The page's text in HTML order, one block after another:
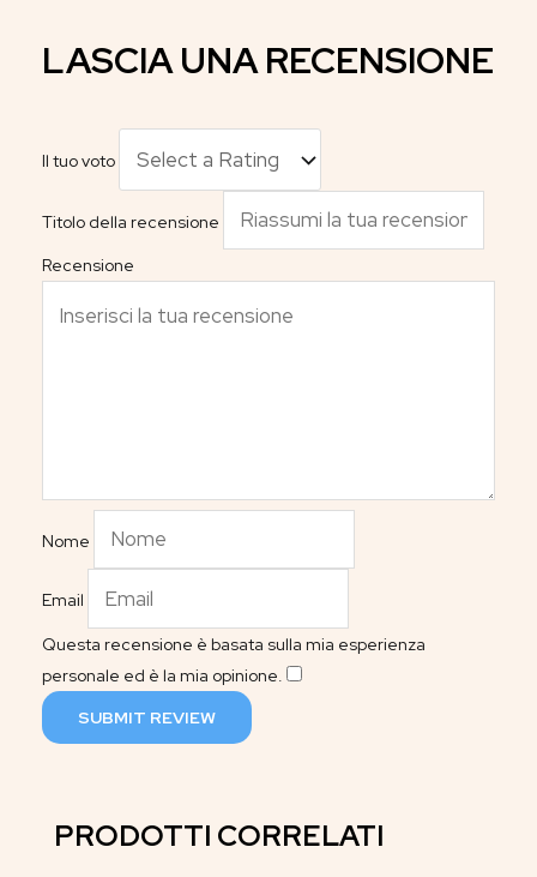
LASCIA UNA RECENSIONE
Il tuo voto
Titolo della recensione
Recensione
Nome
Email
Questa recensione è basata sulla mia esperienza
personale ed è la mia opinione.
SUBMIT REVIEW
PRODOTTI CORRELATI